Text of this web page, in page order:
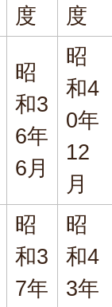
度
度
昭
和3
6年
6月
昭
和4
0年
12
月
昭
和3
7年
昭
和4
3年